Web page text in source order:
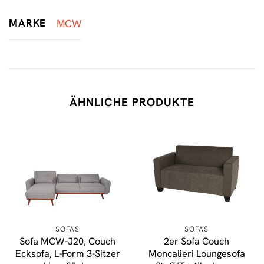
MARKE MCW
ÄHNLICHE PRODUKTE
SOFAS
Sofa MCW-J20, Couch
Ecksofa, L-Form 3-Sitzer
SOFAS
2er Sofa Couch
Moncalieri Loungesofa